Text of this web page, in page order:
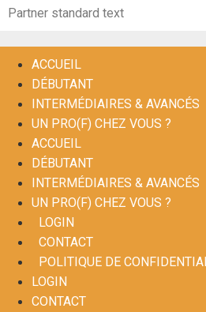
Partner standard text
ACCUEIL
DÉBUTANT
INTERMÉDIAIRES & AVANCÉS
UN PRO(F) CHEZ VOUS ?
ACCUEIL
DÉBUTANT
INTERMÉDIAIRES & AVANCÉS
UN PRO(F) CHEZ VOUS ?
LOGIN
CONTACT
POLITIQUE DE
LOGIN
CONTACT